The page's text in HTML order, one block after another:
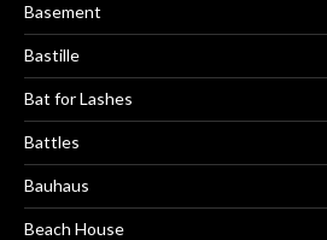
Basement
Bastille
Bat for Lashes
Battles
Bauhaus
Beach House